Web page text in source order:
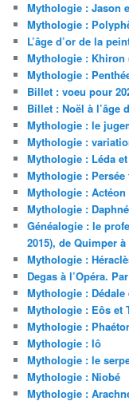
Mythologie : Jason
Mythologie :
L’âge d’or de la
Mythologie : Khiron
Mythologie :
Billet : voeu pour
Billet : Noël à l’âge
Mythologie : le
Mythologie :
Mythologie : Léda
Mythologie : Persée
Mythologie : Actéon
Mythologie : Daphné
Généalogie : le
2015), de Quimper
Mythologie :
Degas à l’Opéra.
Mythologie : Dédale
Mythologie : Eôs et
Mythologie :
Mythologie : Iô
Mythologie : le
Mythologie : Niobé
Mythologie :